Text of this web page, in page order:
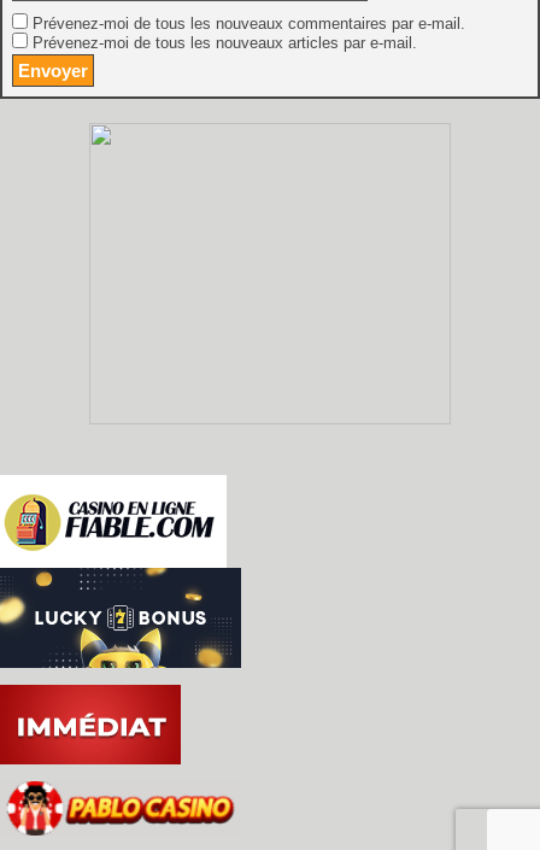
Prévenez-moi de tous les nouveaux commentaires par e-mail.
Prévenez-moi de tous les nouveaux articles par e-mail.